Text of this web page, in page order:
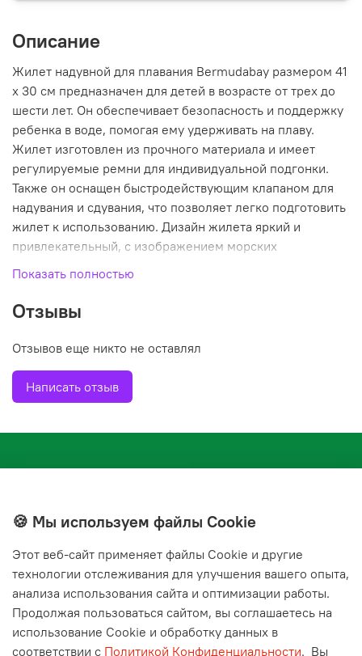
Описание
Жилет надувной для плавания Bermudabay размером 41
х 30 см предназначен для детей в возрасте от трех до
шести лет. Он обеспечивает безопасность и поддержку
ребенка в воде, помогая ему удерживать на плаву.
Жилет изготовлен из прочного материала и имеет
регулируемые ремни для индивидуальной подгонки.
Также он оснащен быстродействующим клапаном для
надувания и сдувания, что позволяет легко подготовить
жилет к использованию. Дизайн жилета яркий и
привлекательный, с изображением морских
обитателей, что обязательно понравится детям.
Вес с упаковкой 0.178333 кг
Показать полностью
Отзывы
Отзывов еще никто не оставлял
Написать отзыв
+7(843) 210-20-24
Мы в соц. сетях
🍪 Мы используем файлы Cookie
Этот веб‑сайт применяет файлы Cookie и другие
технологии отслеживания для улучшения вашего опыта,
анализа использования сайта и оптимизации работы.
Продолжая пользоваться сайтом, вы соглашаетесь на
использование Cookie и обработку данных в
соответствии с Политикой Конфиденциальности. Вы